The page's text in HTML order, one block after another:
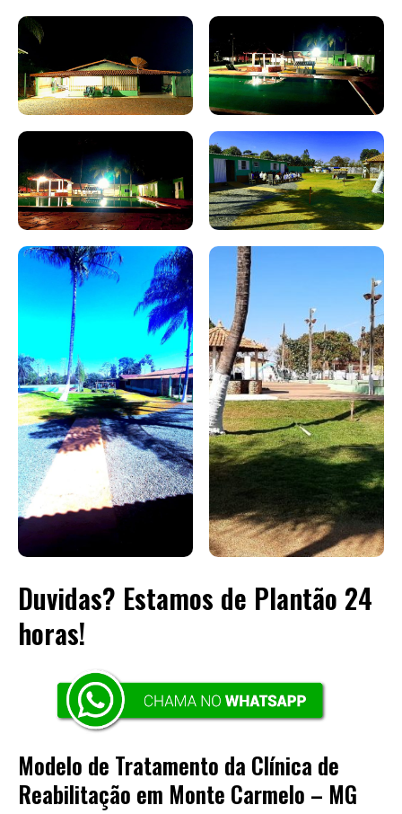
Duvidas? Estamos de Plantão 24
horas!
Modelo de Tratamento da Clínica de
Reabilitação em Monte Carmelo – MG